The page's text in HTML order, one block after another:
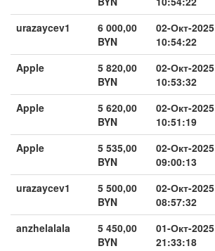
urazaycev1
6 000,00
BYN
02-Окт-2025
10:54:22
Apple
5 820,00
BYN
02-Окт-2025
10:53:32
Apple
5 620,00
BYN
02-Окт-2025
10:51:19
Apple
5 535,00
BYN
02-Окт-2025
09:00:13
urazaycev1
5 500,00
BYN
02-Окт-2025
08:57:32
anzhelalala
5 450,00
BYN
01-Окт-2025
21:33:18